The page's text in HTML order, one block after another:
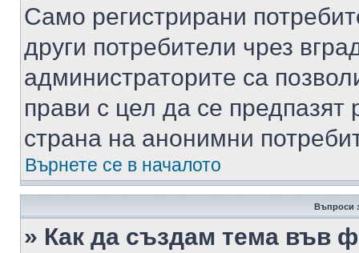
Само регистрирани
други потребители чрез
администраторите са
прави с цел да се предпазят
страна на анонимни
Върнете се в началото
Въпроси
» Как да създам тема във